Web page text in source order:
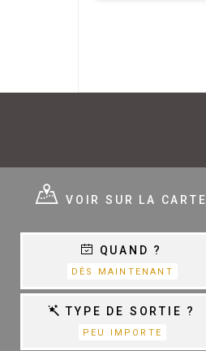
VOIR SUR LA CARTE
QUAND ?
DÈS MAINTENANT
TYPE DE SORTIE ?
PEU IMPORTE
CHANSON &